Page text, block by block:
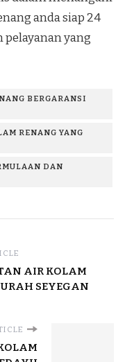
anda siap 24
yang
BERGARANSI
RENANG YANG
DAN
AIR KOLAM
SEYEGAN